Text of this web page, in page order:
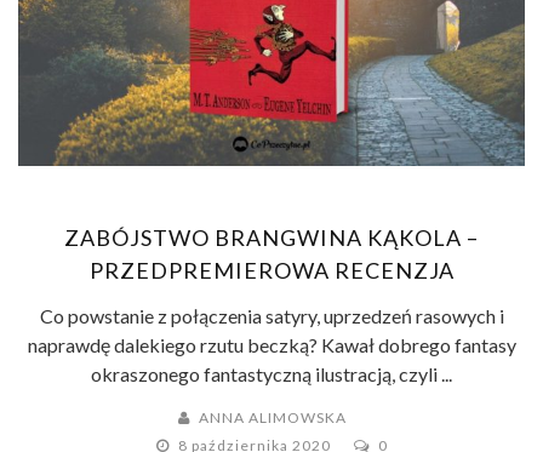
ZABÓJSTWO BRANGWINA KĄKOLA –
PRZEDPREMIEROWA RECENZJA
Co powstanie z połączenia satyry, uprzedzeń rasowych i
naprawdę dalekiego rzutu beczką? Kawał dobrego fantasy
okraszonego fantastyczną ilustracją, czyli ...
ANNA ALIMOWSKA
8 października 2020
0